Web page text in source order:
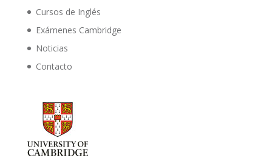
Cursos de Inglés
Exámenes Cambridge
Noticias
Contacto